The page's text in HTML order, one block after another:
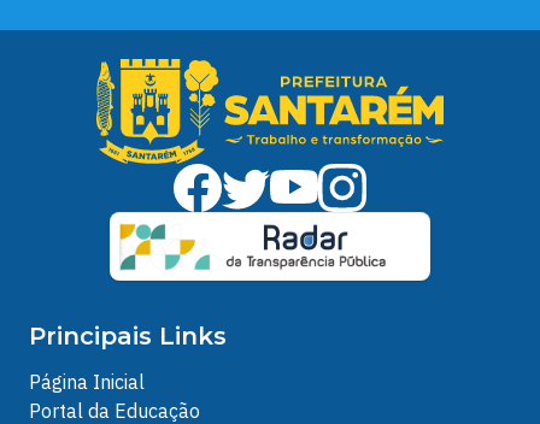
Principais Links
Página Inicial
Portal da Educação